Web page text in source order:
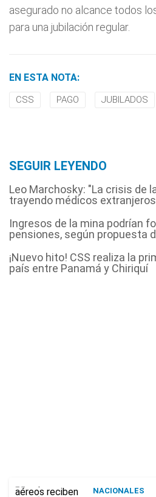
asegurado no alcance todos
para una jubilación regular.
EN ESTA NOTA:
CSS PAGO JUBILADOS
SEGUIR LEYENDO
Leo Marchosky: "La crisis de
trayendo médicos
Ingresos de la mina podrían
pensiones, según propuesta
¡Nuevo hito! CSS realiza la
país entre Panamá y Chiriquí
NACIONALES